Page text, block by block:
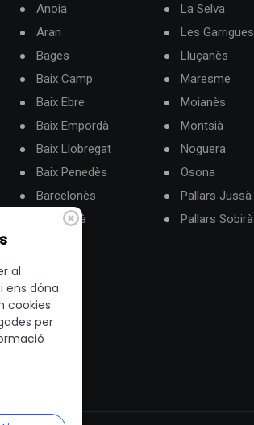
Anoia
Aran
Bages
Baix Camp
Baix Ebre
Baix Empordà
Baix Llobregat
Baix Penedès
Barcelonès
Berguedà
La Selva
Les Garrigues
Lluçanès
Maresme
Moianès
Montsià
Noguera
Osona
Pallars Jussà
Pallars Sobirà
al
ens dóna
cookies
per